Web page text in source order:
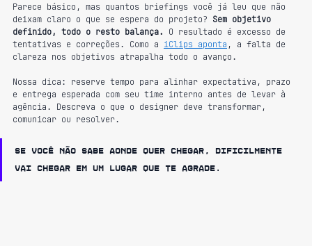
Parece básico, mas quantos briefings você já leu que não
deixam claro o que se espera do projeto? Sem objetivo
definido, todo o resto balança.
O resultado é excesso de
tentativas e correções. Como a iClips aponta , a falta de
clareza nos objetivos atrapalha todo o avanço.
Nossa dica: reserve tempo para alinhar expectativa, prazo
e entrega esperada com seu time interno antes de levar à
agência. Descreva o que o designer deve transformar,
comunicar ou resolver.
Se você não sabe aonde quer chegar, dificilmente
vai chegar em um lugar que te agrade.